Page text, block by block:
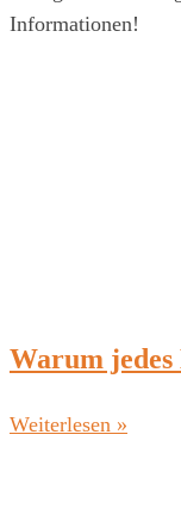
Informationen!
Warum
Weiterlesen »